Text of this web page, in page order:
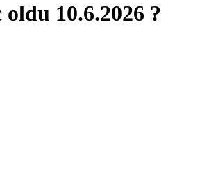
10.6.2026 ?